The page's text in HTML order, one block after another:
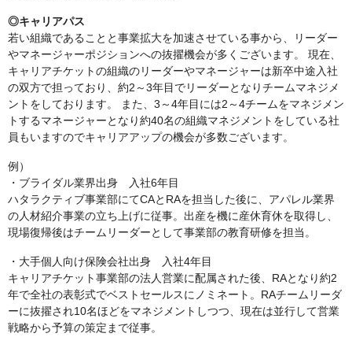
◎キャリアパス
若い組織であることと事業拡大を加速させている事から、リーダー
やマネージャーポジションへの抜擢機会が多くございます。 現在、
キャリアチケットの組織のリーダーやマネージャーは新卒中途入社
の双方で担っており、約2～3年目でリーダーとなりチームマネジメ
ントをしております。 また、3～4年目には2～4チームをマネジメン
トするマネージャーとなり約40名の組織マネジメントをしている社
員もいますのでキャリアアップの機会が多数ございます。
例）
・ブライダル業界出身 入社6年目
ハタラクティブ事業部にてCAとRAを担当した後に、アパレル業界
の人材紹介事業の立ち上げに従事。出産を機に産休育休を取得し、
現場復帰後はチームリーダーとして事業部の教育研修を担当。
・大手個人向け保険会社出身 入社4年目
キャリアチケット事業部の法人営業に配属された後、RAとなり約2
年で全社の表彰式でベストセールスにノミネート。RAチームリーダ
ーに抜擢され10名ほどをマネジメントしつつ、現在は並行して営業
戦略から予算の策定まで従事。